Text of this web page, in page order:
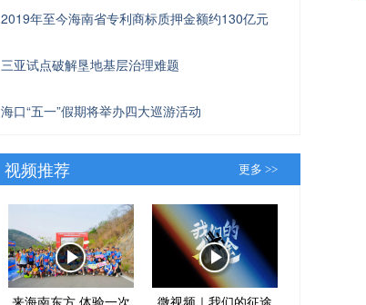
2019年至今海南省专利商标质押金额约130亿元
三亚试点破解垦地基层治理难题
海口“五一”假期将举办四大巡游活动
视频推荐 更多 >>
来海南东方 体验一次
微视频｜我们的征途